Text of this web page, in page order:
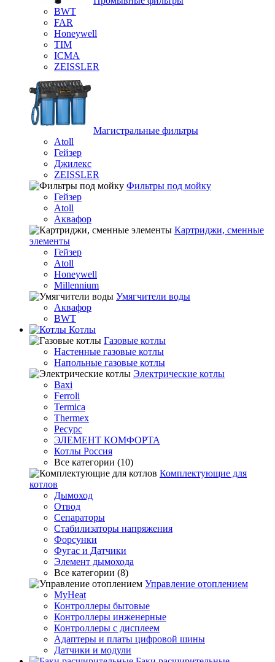
BWT
FAR
Honeywell
TIM
ICMA
ZEISSLER
Магистральные фильтры
Atoll
Гейзер
Джилекс
ZEISSLER
Фильтры под мойку
Гейзер
Atoll
Аквафор
Картриджи, сменные
элементы
Гейзер
Atoll
Honeywell
Millennium
Умягчители воды
Аквафор
BWT
Котлы
Гaзовые котлы
Настенные газовые котлы
Напольные газовые котлы
Электрические котлы
Baxi
Ferroli
Termica
Thermex
Ресурс
ЭЛЕМЕНТ КОМФОРТА
Котлы Россия
Все категории (10)
Комплектующие для
котлов
Дымоход
Отвод
Сепараторы
Стабилизаторы напряжения
Форсунки
Фугас и Датчики
Элемент дымохода
Все категории (8)
Управление отоплением
MyHeat
Контроллеры бытовые
Контроллеры инженерные
Контроллеры с дисплеем
Адаптеры и платы цифровой шины
Датчики и модули